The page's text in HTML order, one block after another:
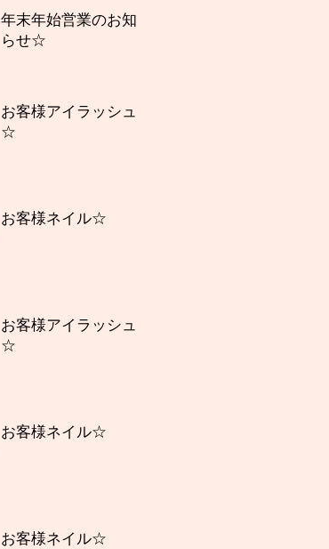
年末年始営業のお知
らせ☆
お客様アイラッシュ
☆
お客様ネイル☆
お客様アイラッシュ
☆
お客様ネイル☆
お客様ネイル☆